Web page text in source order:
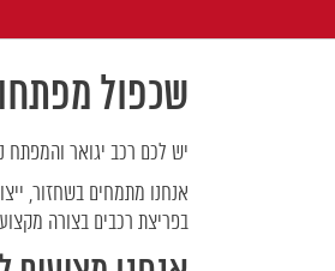
שכפול
יש לכם רכב יגואר
אנחנו מתמחים בשחזור,
בפריצת רכבים בצורה